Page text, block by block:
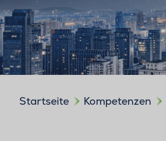
Startseite Kompetenzen